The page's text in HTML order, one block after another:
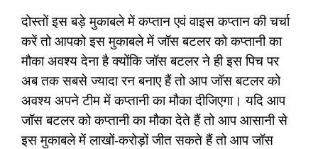
दोस्तों इस बड़े मुकाबले में कप्तान एवं वाइस कप्तान की चर्चा
करें तो आपको इस मुकाबले में जॉस बटलर को कप्तानी का
मौका अवश्य देना है क्योंकि जॉस बटलर ने ही इस पिच पर
अब तक सबसे ज्यादा रन बनाए हैं तो आप जॉस बटलर को
अवश्य अपने टीम में कप्तानी का मौका दीजिएगा। यदि आप
जॉस बटलर को कप्तानी का मौका देते हैं तो आप आसानी से
इस मुकाबले में लाखों-करोड़ों जीत सकते हैं तो आप जॉस